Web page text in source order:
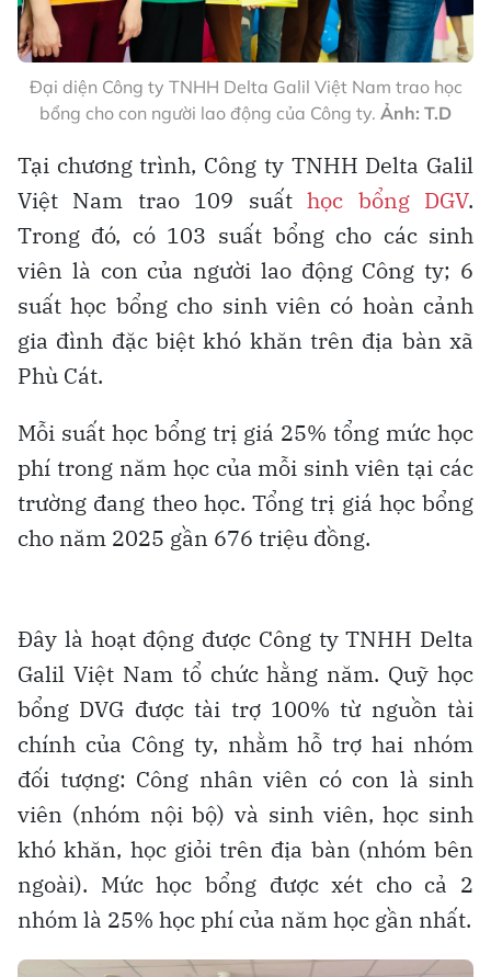
Đại diện Công ty TNHH Delta Galil Việt Nam trao học
bổng cho con người lao động của Công ty. Ảnh: T.D
Tại chương trình, Công ty TNHH Delta Galil
Việt Nam trao 109 suấthọc bổng DGV.
Trong đó, có 103 suất bổng cho các sinh
viên là con của người lao động Công ty; 6
suất học bổng cho sinh viên có hoàn cảnh
gia đình đặc biệt khó khăn trên địa bàn xã
Phù Cát.
Mỗi suất học bổng trị giá 25% tổng mức học
phí trong năm học của mỗi sinh viên tại các
trường đang theo học. Tổng trị giá học bổng
cho năm 2025 gần 676 triệu đồng.
Đây là hoạt động được Công ty TNHH Delta
Galil Việt Nam tổ chức hằng năm. Quỹ học
bổng DVG được tài trợ 100% từ nguồn tài
chính của Công ty, nhằm hỗ trợ hai nhóm
đối tượng: Công nhân viên có con là sinh
viên (nhóm nội bộ) và sinh viên, học sinh
khó khăn, học giỏi trên địa bàn (nhóm bên
ngoài). Mức học bổng được xét cho cả 2
nhóm là 25% học phí của năm học gần nhất.